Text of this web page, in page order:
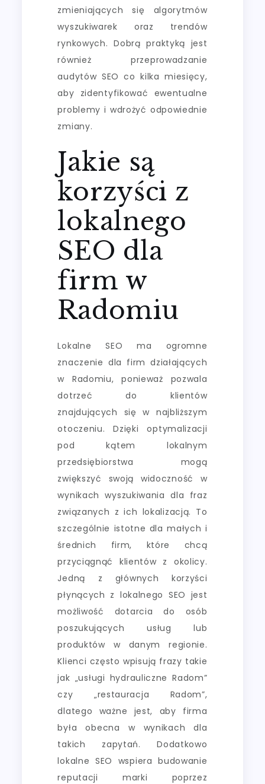
zmieniających się algorytmów
wyszukiwarek oraz trendów
rynkowych. Dobrą praktyką jest
również przeprowadzanie
audytów SEO co kilka miesięcy,
aby zidentyfikować ewentualne
problemy i wdrożyć odpowiednie
zmiany.
Jakie są
korzyści z
lokalnego
SEO dla
firm w
Radomiu
Lokalne SEO ma ogromne
znaczenie dla firm działających
w Radomiu, ponieważ pozwala
dotrzeć do klientów
znajdujących się w najbliższym
otoczeniu. Dzięki optymalizacji
pod kątem lokalnym
przedsiębiorstwa mogą
zwiększyć swoją widoczność w
wynikach wyszukiwania dla fraz
związanych z ich lokalizacją. To
szczególnie istotne dla małych i
średnich firm, które chcą
przyciągnąć klientów z okolicy.
Jedną z głównych korzyści
płynących z lokalnego SEO jest
możliwość dotarcia do osób
poszukujących usług lub
produktów w danym regionie.
Klienci często wpisują frazy takie
jak „usługi hydrauliczne Radom”
czy „restauracja Radom”,
dlatego ważne jest, aby firma
była obecna w wynikach dla
takich zapytań. Dodatkowo
lokalne SEO wspiera budowanie
reputacji marki poprzez